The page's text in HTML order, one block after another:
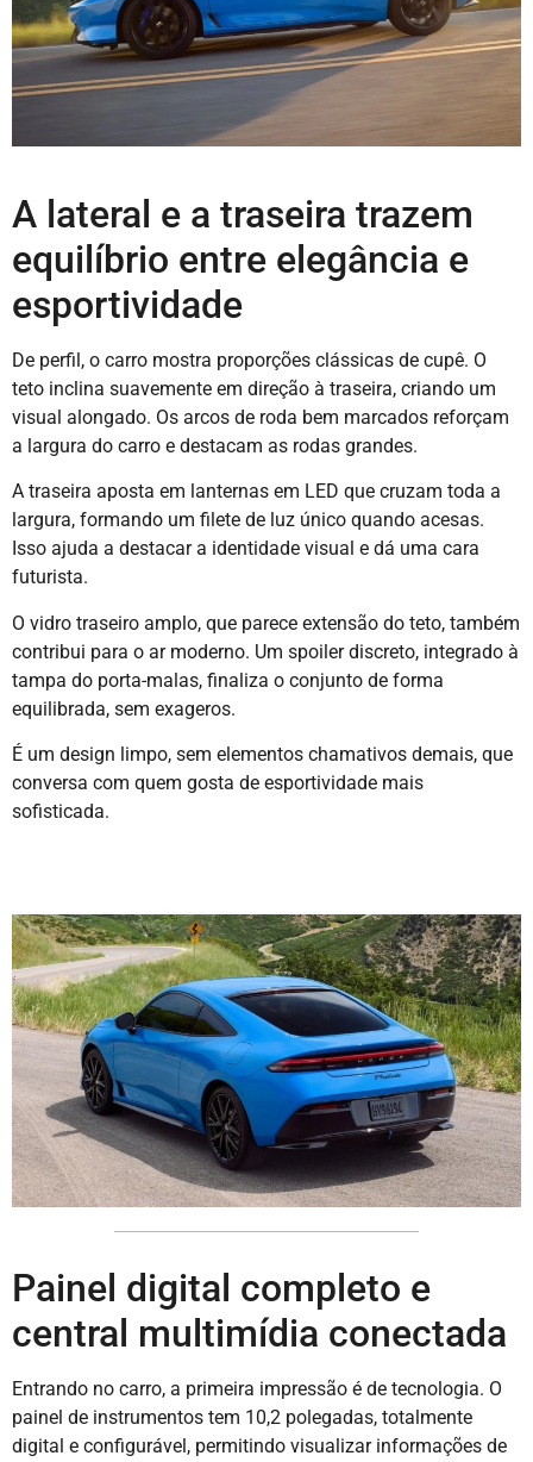
A lateral e a traseira trazem
equilíbrio entre elegância e
esportividade
De perfil, o carro mostra proporções clássicas de cupê. O
teto inclina suavemente em direção à traseira, criando um
visual alongado. Os arcos de roda bem marcados reforçam
a largura do carro e destacam as rodas grandes.
A traseira aposta em lanternas em LED que cruzam toda a
largura, formando um filete de luz único quando acesas.
Isso ajuda a destacar a identidade visual e dá uma cara
futurista.
O vidro traseiro amplo, que parece extensão do teto, também
contribui para o ar moderno. Um spoiler discreto, integrado à
tampa do porta-malas, finaliza o conjunto de forma
equilibrada, sem exageros.
É um design limpo, sem elementos chamativos demais, que
conversa com quem gosta de esportividade mais
sofisticada.
Painel digital completo e
central multimídia conectada
Entrando no carro, a primeira impressão é de tecnologia. O
painel de instrumentos tem 10,2 polegadas, totalmente
digital e configurável, permitindo visualizar informações de